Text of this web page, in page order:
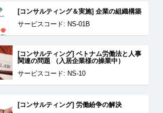
[コンサルティング＆実施] 企業の組織構築
サービスコード: NS-01B
[コンサルティング] ベトナム労働法と人事
関連の問題 （入居企業様の操業中）
サービスコード: NS-10
[コンサルティング] 労働紛争の解決